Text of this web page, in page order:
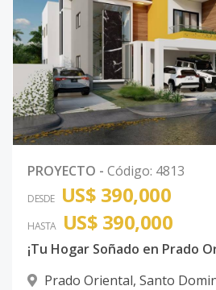
PROYECTO - Código: 4813
DESDE US$ 390,000
HASTA US$ 390,000
¡Tu Hogar Soñado en Prado
Prado Oriental, Santo